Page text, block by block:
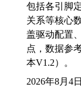
包括各引脚
关系等核心
盖驱动配置
点，数据参
本V1.2）。
2026年8月4日